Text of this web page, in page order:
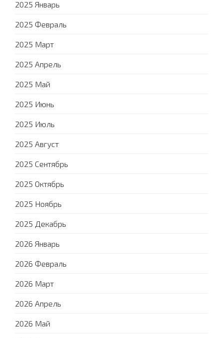
2025 Январь
2025 Февраль
2025 Март
2025 Апрель
2025 Май
2025 Июнь
2025 Июль
2025 Август
2025 Сентябрь
2025 Октябрь
2025 Ноябрь
2025 Декабрь
2026 Январь
2026 Февраль
2026 Март
2026 Апрель
2026 Май